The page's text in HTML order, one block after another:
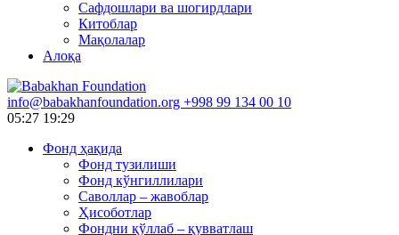
Сафдошлари ва шогирдлари
Китоблар
Мақолалар
Алоқа
info@babakhanfoundation.org +998 99 134 00 10
05:27 19:29
Фонд ҳақида
Фонд тузилиши
Фонд кўнгиллилари
Саволлар – жавоблар
Ҳисоботлар
Фондни қўллаб – қувватлаш